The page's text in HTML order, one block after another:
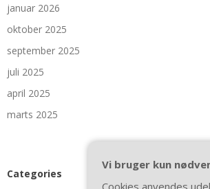
januar 2026
oktober 2025
september 2025
juli 2025
april 2025
marts 2025
Categories
Vi bruger kun
Cookies anvendes